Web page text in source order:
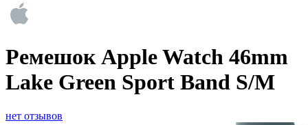
Ремешок Apple Watch 46mm
Lake Green Sport Band S/M
нет отзывов